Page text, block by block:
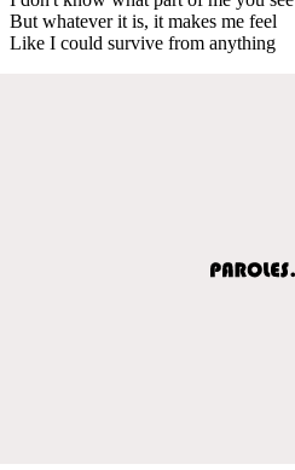
But whatever it is, it makes me feel
Like I could survive from anything